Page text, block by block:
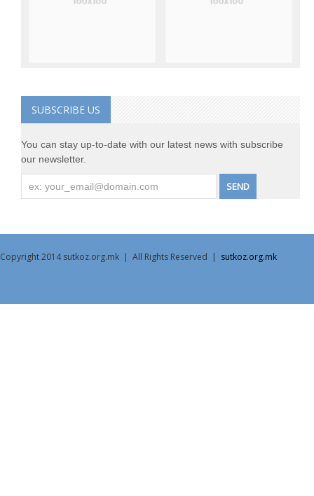
SUBSCRIBE US
You can stay up-to-date with our latest news with subscribe
our newsletter.
Copyright 2014 sutkoz.org.mk | All Rights Reserved | sutkoz.org.mk